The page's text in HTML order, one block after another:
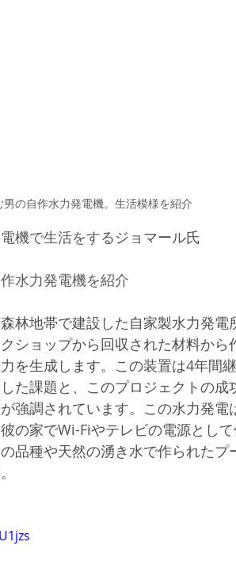
の自作水力発電機。生活模様を紹介
機で生活をするジョマール氏
水力発電機を紹介
林地帯で建設した自家製水力発電
ショップから回収された材料から
を生成します。この装置は4年間
た課題と、このプロジェクトの成
強調されています。この水力発電
の家でWi-Fiやテレビの電源とし
品種や天然の湧き水で作られたプ